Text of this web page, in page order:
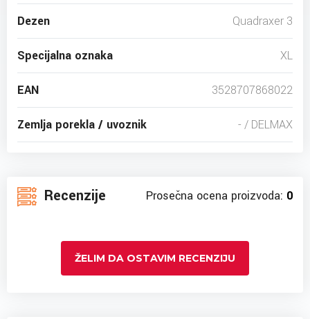
Dezen Quadraxer 3
Specijalna oznaka XL
EAN 3528707868022
Zemlja porekla / uvoznik - / DELMAX
Recenzije Prosečna ocena proizvoda: 0
ŽELIM DA OSTAVIM RECENZIJU